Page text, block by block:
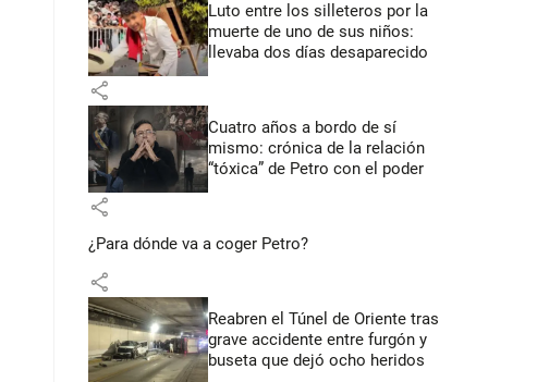
Luto entre los silleteros por la
muerte de uno de sus niños:
llevaba dos días desaparecido
share
Cuatro años a bordo de sí
mismo: crónica de la relación
“tóxica” de Petro con el poder
share
¿Para dónde va a coger Petro?
share
Reabren el Túnel de Oriente tras
grave accidente entre furgón y
buseta que dejó ocho heridos